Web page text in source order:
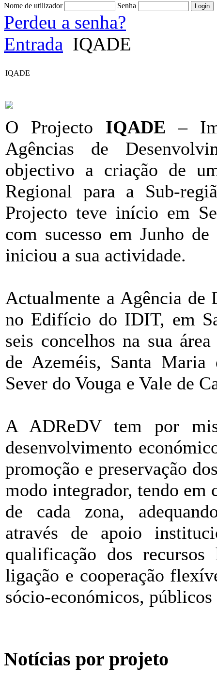
Nome de utilizador Senha
Perdeu a senha?
Entrada IQADE
IQADE
O Projecto IQADE –
Agências de
objectivo a criação de
Regional para a Sub-
Projecto teve início em
com sucesso em Junho
iniciou a sua actividade.
Actualmente a Agência de
no Edifício do IDIT, em
seis concelhos na sua
de Azeméis, Santa
Sever do Vouga e Vale de
A ADReDV tem por
desenvolvimento
promoção e preservação
modo integrador, tendo em
de cada zona,
através de apoio
qualificação dos
ligação e cooperação
sócio-económicos, públicos
Notícias por projeto